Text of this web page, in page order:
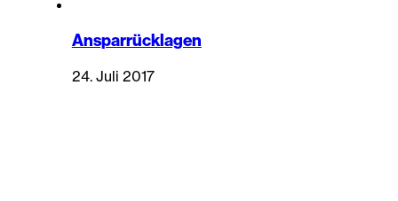
Ansparrücklagen
24. Juli 2017